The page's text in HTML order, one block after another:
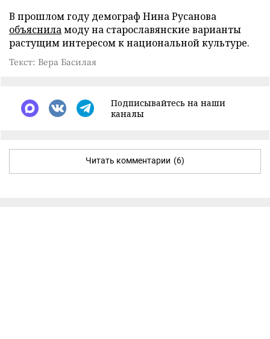
В прошлом году демограф Нина Русанова
объясниламоду на старославянские варианты
растущим интересом к национальной культуре.
Текст: Вера Басилая
Подписывайтесь на наши
каналы
Читать комментарии (6)